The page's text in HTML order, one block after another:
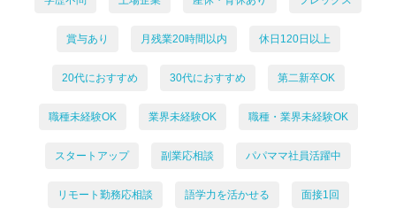
賞与あり 月残業20時間以内 休日120日以上
20代におすすめ 30代におすすめ 第二新卒OK
職種未経験OK 業界未経験OK 職種・業界未経験OK
スタートアップ 副業応相談 パパママ社員活躍中
リモート勤務応相談 語学力を活かせる 面接1回